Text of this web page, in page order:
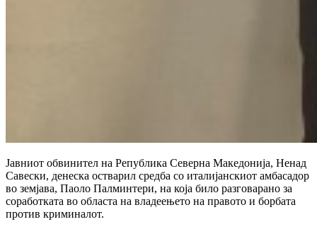
Јавниот обвинител на Република Северна Македонија, Ненад
Савески, денеска остварил средба со италијанскиот амбасадор
во земјава, Паоло Палминтери, на која било разговарано за
соработката во областа на владеењето на правото и борбата
против криминалот.